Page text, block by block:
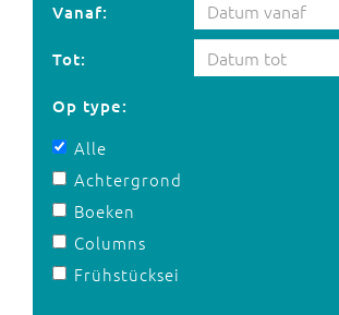
Vanaf:
Tot:
Op type:
Alle
Achtergrond
Boeken
Columns
Frühstücksei